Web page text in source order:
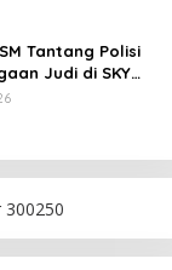
Tantang Polisi
Judi di SKY
Uma